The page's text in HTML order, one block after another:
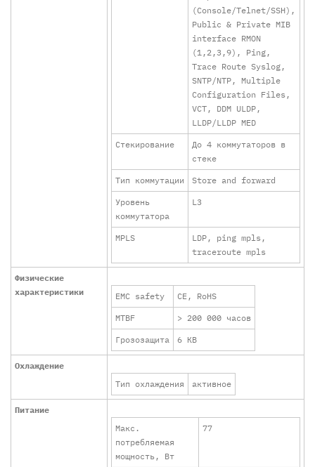
(Console/Telnet/SSH),
Public & Private MIB
interface RMON
(1,2,3,9), Ping,
Trace Route Syslog,
SNTP/NTP, Multiple
Configuration Files,
VCT, DDM ULDP,
LLDP/LLDP MED
Стекирование
До 4 коммутаторов в
стеке
Тип коммутации Store and forward
Уровень
коммутатора
L3
MPLS
LDP, ping mpls,
traceroute mpls
Физические
характеристики
EMC safety CE, RoHS
MTBF > 200 000 часов
Грозозащита 6 КВ
Охлаждение
Тип охлаждения
активное
Питание
Макс.
потребляемая
мощность, Вт
77